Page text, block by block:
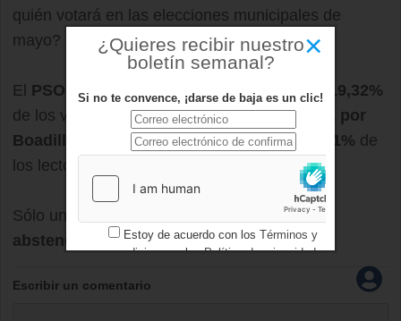
quién votará en las elecciones municipales de
mayo?
El PSOE,en segundo lugar, ha obtenido un
19,32%
de los votos. En tercer lugar estáAlternativa por
Boadilla
13,07%. Seguido por un 3,41% de
los lectores que votarían a
otros partidos.
Sólo un
se
abstendrían.
Escribir un comentario
×
¿Quieres recibir nuestro
boletín semanal?
Si no te convence, ¡darse de baja es un clic!
Estoy de acuerdo con los Términos y
condicionesy losPolítica de privacidad